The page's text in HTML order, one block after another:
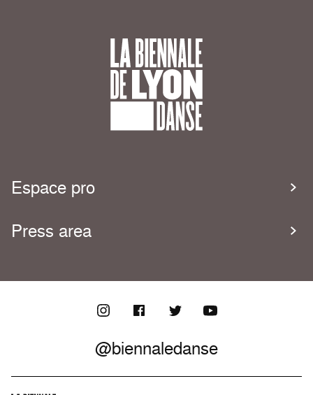
Espace pro
Press area
@biennaledanse